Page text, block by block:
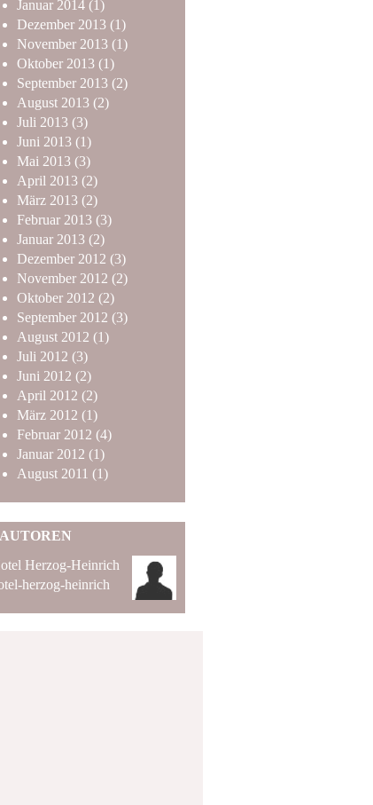
Januar 2014 (1)
Dezember 2013 (1)
November 2013 (1)
Oktober 2013 (1)
September 2013 (2)
August 2013 (2)
Juli 2013 (3)
Juni 2013 (1)
Mai 2013 (3)
April 2013 (2)
März 2013 (2)
Februar 2013 (3)
Januar 2013 (2)
Dezember 2012 (3)
November 2012 (2)
Oktober 2012 (2)
September 2012 (3)
August 2012 (1)
Juli 2012 (3)
Juni 2012 (2)
April 2012 (2)
März 2012 (1)
Februar 2012 (4)
Januar 2012 (1)
August 2011 (1)
AUTOREN
Herzog-Heinrich
herzog-heinrich